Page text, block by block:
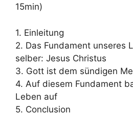
15min)
1. Einleitung
2. Das Fundament unseres
selber: Jesus Christus
3. Gott ist dem sündigen
4. Auf diesem Fundament
Leben auf
5. Conclusion